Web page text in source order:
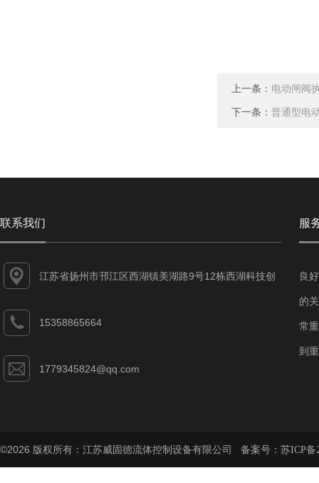
上一条： 电动闸阀
下一条： 普通型电
联系我们
江苏省扬州市邗江区西湖镇美湖路9号12栋西湖科技创
15358865664
1779345824@qq.com
服
良
的
常
到
©2026 版权所有：江苏威固德流体控制设备有限公司 备案号： 苏ICP备